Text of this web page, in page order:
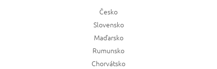
Česko
Slovensko
Maďarsko
Rumunsko
Chorvátsko